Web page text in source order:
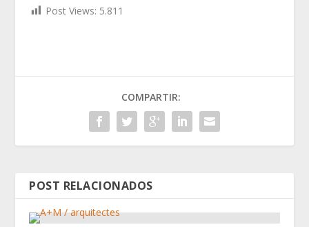
Post Views: 5.811
COMPARTIR:
POST RELACIONADOS